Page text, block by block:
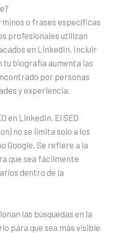
o frases específicas
profesionales utilizan
en LinkedIn. Incluir
tu biografía aumenta las
por personas
y experiencia.
en LinkedIn. El SEO
no se limita solo a los
Google. Se refiere a la
que sea fácilmente
dentro de la
las búsquedas en la
para que sea más visible